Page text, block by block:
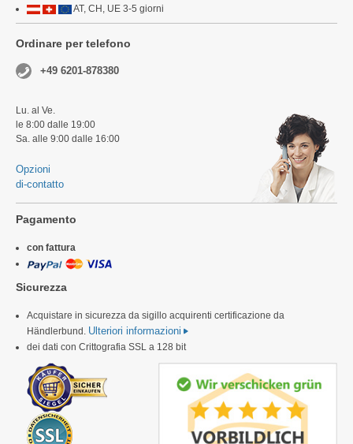
AT, CH, UE 3-5 giorni
Ordinare per telefono
+49 6201-878380
Lu. al Ve.
le 8:00 dalle 19:00
Sa. alle 9:00 dalle 16:00
Opzioni
di-contatto
Pagamento
con fattura
Sicurezza
Acquistare in sicurezza da sigillo acquirenti certificazione da
Händlerbund. Ulteriori informazioni
dei dati con Crittografia SSL a 128 bit